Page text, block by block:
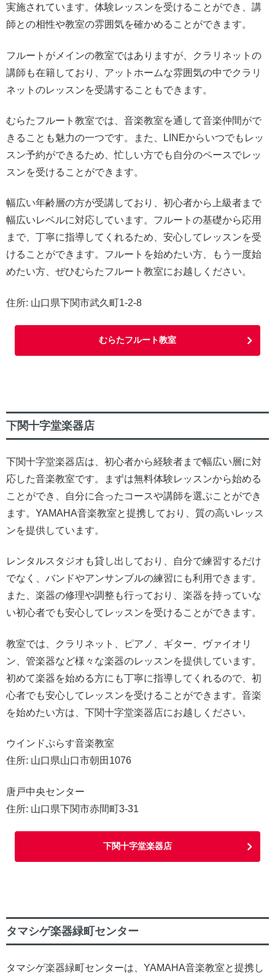
実施されています。体験レッスンを受けることができ、講
師との相性や教室の雰囲気を確かめることができます。
フルートがメインの教室ではありますが、クラリネットの
講師も在籍しており、アットホームな雰囲気の中でクラリ
ネットのレッスンを受講することもできます。
むらたフルート教室では、音楽教室を通して音楽仲間がで
きることも魅力の一つです。また、LINEからいつでもレッ
スン予約ができるため、忙しい方でも自分のペースでレッ
スンを受けることができます。
幅広い年齢層の方が受講しており、初心者から上級者まで
幅広いレベルに対応しています。フルートの基礎から応用
まで、丁寧に指導してくれるため、安心してレッスンを受
けることができます。フルートを始めたい方、もう一度始
めたい方、ぜひむらたフルート教室にお越しください。
住所: 山口県下関市武久町1-2-8
むらたフルート教室
下関十字堂楽器店
下関十字堂楽器店は、初心者から経験者まで幅広い層に対
応した音楽教室です。まずは無料体験レッスンから始める
ことができ、自分に合ったコースや講師を選ぶことができ
ます。YAMAHA音楽教室と提携しており、質の高いレッス
ンを提供しています。
レンタルスタジオも貸し出しており、自分で練習するだけ
でなく、バンドやアンサンブルの練習にも利用できます。
また、楽器の修理や調整も行っており、楽器を持っていな
い初心者でも安心してレッスンを受けることができます。
教室では、クラリネット、ピアノ、ギター、ヴァイオリ
ン、管楽器など様々な楽器のレッスンを提供しています。
初めて楽器を始める方にも丁寧に指導してくれるので、初
心者でも安心してレッスンを受けることができます。音楽
を始めたい方は、下関十字堂楽器店にお越しください。
ウインドぷらす音楽教室
住所: 山口県山口市朝田1076
唐戸中央センター
住所: 山口県下関市赤間町3-31
下関十字堂楽器店
タマシゲ楽器緑町センター
タマシゲ楽器緑町センターは、YAMAHA音楽教室と提携し